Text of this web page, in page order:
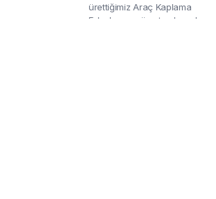
ürettiğimiz Araç Kaplama
Folyolarına göz atmalısınız!